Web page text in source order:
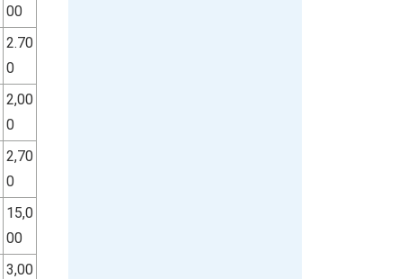
00
2.70
0
2,00
0
2,70
0
15,0
00
3,00